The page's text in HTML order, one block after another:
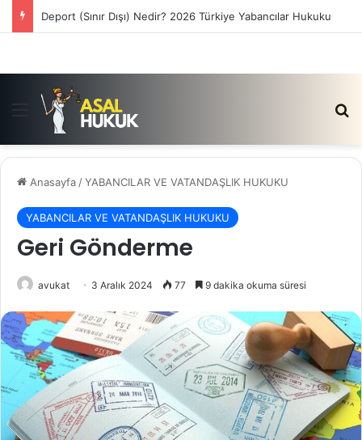
Satış Vaadi Sözleşmesi İptali Nedir?
Menü
Anasayfa /YABANCILAR VE VATANDAŞLIK HUKUKU
YABANCILAR VE VATANDAŞLIK HUKUKU
Geri Gönderme
avukat 3 Aralık 2024 77 9 dakika okuma süresi